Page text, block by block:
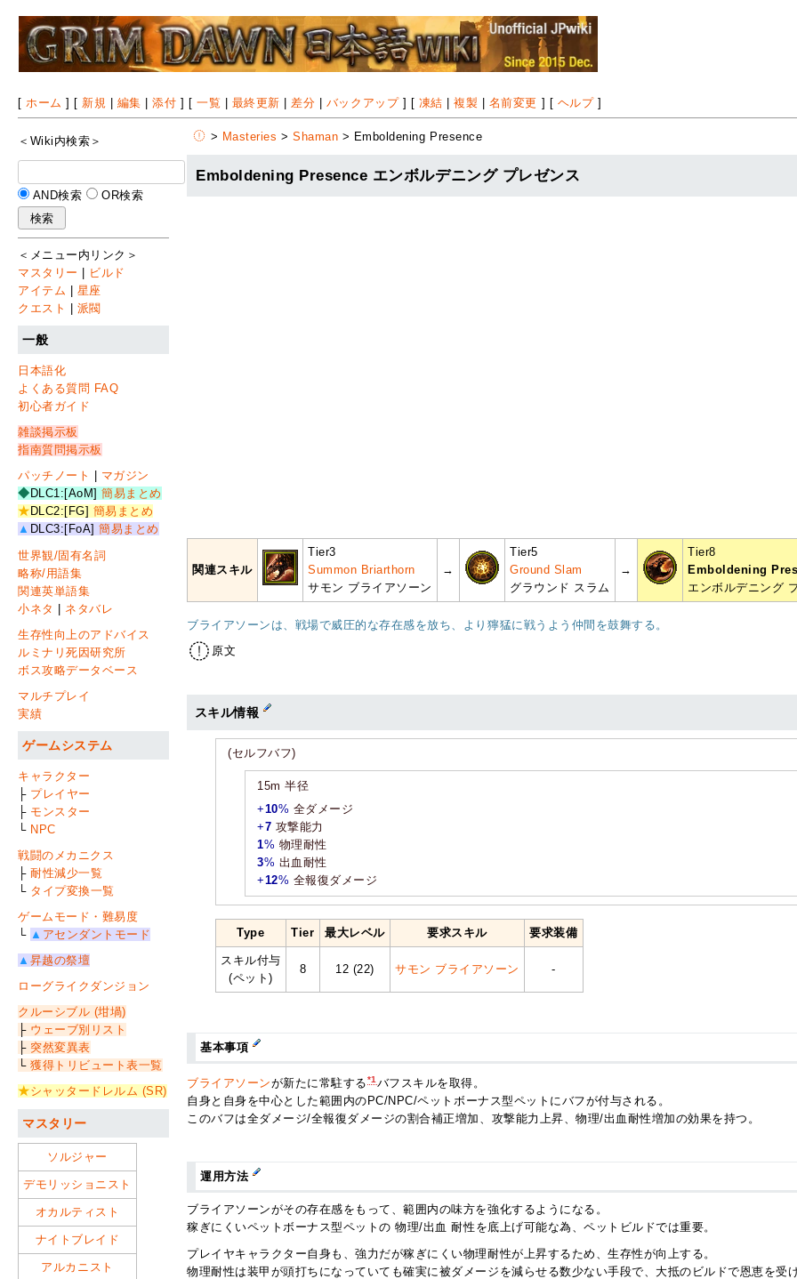
[ ホーム ] [ 新規 編集 |添付 ] [一覧 最終更新 差分 バックアップ] [ 凍結 |複製 名前変更 ] [ ヘルプ]
> Masteries >Shaman > Emboldening Presence
Emboldening Presence エンボルデニング プレゼンス
関連スキル
Tier3
Summon Briarthorn
サモン ブライアソーン
→
Tier5
Ground Slam
グラウンド スラム
→
Tier8
Emboldening
エンボルデニング
ブライアソーンは、戦場で威圧的な存在感を放ち、より獰猛に戦うよう仲間を鼓舞する。
原文
スキル情報
(セルフバフ)
15m 半径
+10% 全ダメージ
+7 攻撃能力
1% 物理耐性
3% 出血耐性
+12% 全報復ダメージ
Type Tier 最大レベル 要求スキル 要求装備
スキル付与
(ペット)
8 12 (22) サモン ブライアソーン -
基本事項
ブライアソーンが新たに常駐する*1 バフスキルを取得。
自身と自身を中心とした範囲内のPC/NPC/ペットボーナス型ペットにバフが付与される。
このバフは全ダメージ/全報復ダメージの割合補正増加、攻撃能力上昇、物理/出血耐性増加の効果を持つ。
運用方法
ブライアソーンがその存在感をもって、範囲内の味方を強化するようになる。
稼ぎにくいペットボーナス型ペットの 物理/出血 耐性を底上げ可能な為、ペットビルドでは重要。
プレイヤキャラクター自身も、強力だが稼ぎにくい物理耐性が上昇するため、生存性が向上する。
物理耐性は装甲が頭打ちになっていても確実に被ダメージを減らせる数少ない手段で、大抵のビルドで恩恵を受
＜Wiki内検索＞
AND検索 OR検索
＜メニュー内リンク＞
マスタリー
ビルド
アイテム
星座
クエスト
派閥
一般
日本語化
よくある質問 FAQ
初心者ガイド
雑談掲示板
指南質問掲示板
パッチノート
マガジン
◆ DLC1:[AoM]簡易まとめ
★ DLC2:[FG] 簡易まとめ
▲ DLC3:[FoA]簡易まとめ
世界観/固有名詞
略称/用語集
関連英単語集
小ネタ | ネタバレ
生存性向上のアドバイス
ルミナリ死因研究所
ボス攻略データベース
マルチプレイ
実績
ゲームシステム
キャラクター
├ プレイヤー
├ モンスター
└ NPC
戦闘のメカニクス
├耐性減少一覧
└ タイプ変換一覧
ゲームモード・難易度
└ ▲ アセンダントモード
▲ 昇越の祭壇
ローグライクダンジョン
クルーシブル (坩堝)
├ ウェーブ別リスト
├ 突然変異表
└獲得トリビュート表一覧
★シャッタードレルム (SR)
マスタリー
ソルジャー
デモリッショニスト
オカルティスト
ナイトブレイド
アルカニスト